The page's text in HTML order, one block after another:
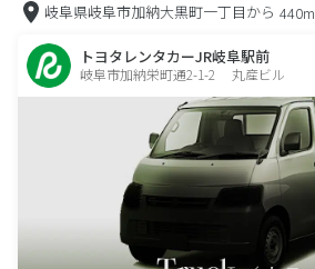
岐阜県岐阜市加納大黒町一丁目から 440m
トヨタレンタカーJR岐阜駅前
岐阜市加納栄町通2-1-2 丸産ビル